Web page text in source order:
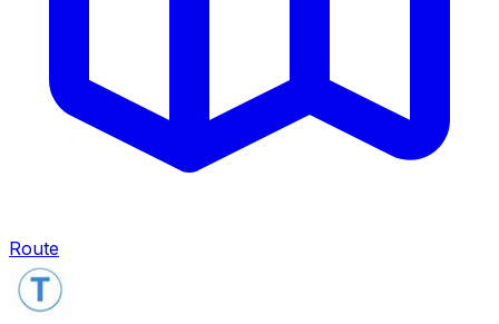
Route